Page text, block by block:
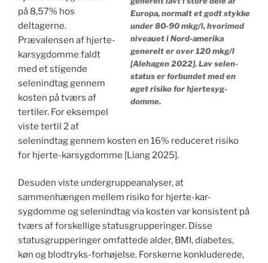
Europa, normalt et godt stykke
under 80-90 mkg/l, hvorimod
niveauet i Nord-amerika
generelt er over 120 mkg/l
[Alehagen 2022]. Lav selen-
status er forbundet med en
øget risiko for hjertesyg-
domme.
på 8,57% hos
deltagerne.
Prævalensen af ​​hjerte-
karsygdomme faldt
med et stigende
selenindtag gennem
kosten på tværs af
tertiler. For eksempel
viste tertil 2 af
selenindtag gennem kosten en 16% reduceret risiko
for hjerte-karsygdomme [Liang 2025].
Desuden viste undergruppeanalyser, at
sammenhængen mellem risiko for hjerte-kar-
sygdomme og selenindtag via kosten var konsistent på
tværs af forskellige statusgrupperinger. Disse
statusgrupperinger omfattede alder, BMI, diabetes,
køn og blodtryks-forhøjelse. Forskerne konkluderede,